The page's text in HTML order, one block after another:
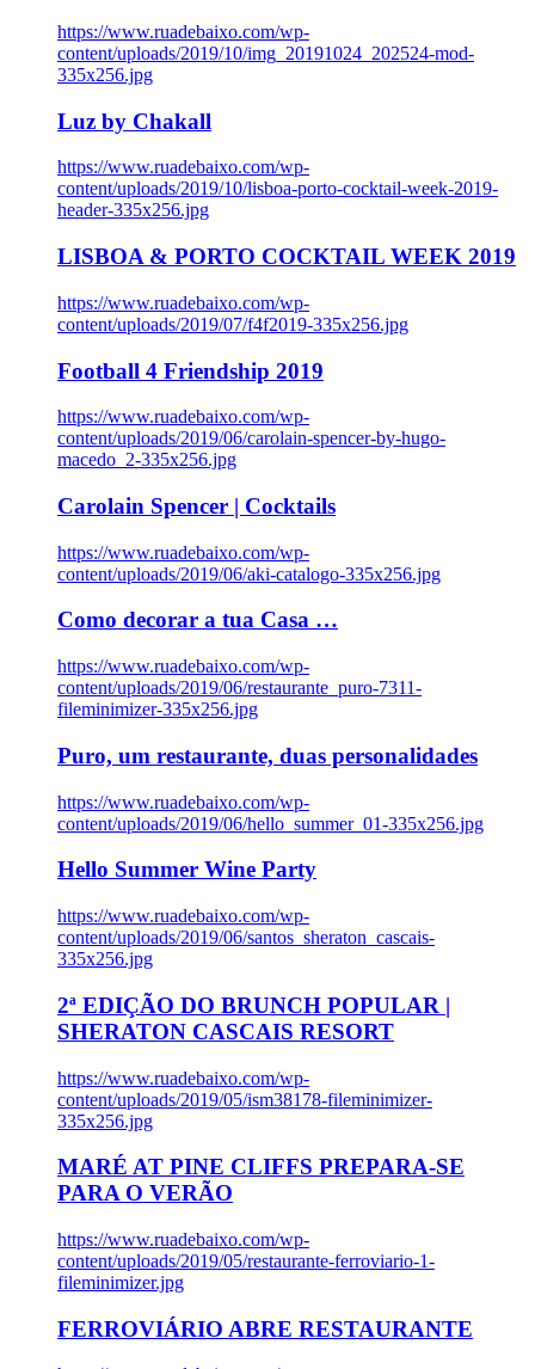
https://www.ruadebaixo.com/wp-
content/uploads/2019/10/img_20191024_202524-mod-
335x256.jpg
Luz by Chakall
https://www.ruadebaixo.com/wp-
content/uploads/2019/10/lisboa-porto-cocktail-week-2019-
header-335x256.jpg
LISBOA & PORTO COCKTAIL WEEK 2019
https://www.ruadebaixo.com/wp-
content/uploads/2019/07/f4f2019-335x256.jpg
Football 4 Friendship 2019
https://www.ruadebaixo.com/wp-
content/uploads/2019/06/carolain-spencer-by-hugo-
macedo_2-335x256.jpg
Carolain Spencer | Cocktails
https://www.ruadebaixo.com/wp-
content/uploads/2019/06/aki-catalogo-335x256.jpg
Como decorar a tua Casa …
https://www.ruadebaixo.com/wp-
content/uploads/2019/06/restaurante_puro-7311-
fileminimizer-335x256.jpg
Puro, um restaurante, duas personalidades
https://www.ruadebaixo.com/wp-
content/uploads/2019/06/hello_summer_01-335x256.jpg
Hello Summer Wine Party
https://www.ruadebaixo.com/wp-
content/uploads/2019/06/santos_sheraton_cascais-
335x256.jpg
2ª EDIÇÃO DO BRUNCH POPULAR |
SHERATON CASCAIS RESORT
https://www.ruadebaixo.com/wp-
content/uploads/2019/05/ism38178-fileminimizer-
335x256.jpg
MARÉ AT PINE CLIFFS PREPARA-SE
PARA O VERÃO
https://www.ruadebaixo.com/wp-
content/uploads/2019/05/restaurante-ferroviario-1-
fileminimizer.jpg
FERROVIÁRIO ABRE RESTAURANTE